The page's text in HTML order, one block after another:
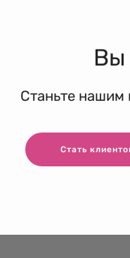
Вы
Станьте нашим
Стать